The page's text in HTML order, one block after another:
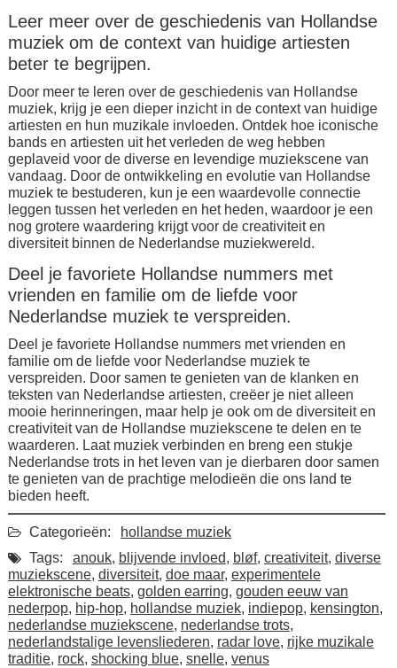
Leer meer over de geschiedenis van Hollandse
muziek om de context van huidige artiesten
beter te begrijpen.
Door meer te leren over de geschiedenis van Hollandse
muziek, krijg je een dieper inzicht in de context van huidige
artiesten en hun muzikale invloeden. Ontdek hoe iconische
bands en artiesten uit het verleden de weg hebben
geplaveid voor de diverse en levendige muziekscene van
vandaag. Door de ontwikkeling en evolutie van Hollandse
muziek te bestuderen, kun je een waardevolle connectie
leggen tussen het verleden en het heden, waardoor je een
nog grotere waardering krijgt voor de creativiteit en
diversiteit binnen de Nederlandse muziekwereld.
Deel je favoriete Hollandse nummers met
vrienden en familie om de liefde voor
Nederlandse muziek te verspreiden.
Deel je favoriete Hollandse nummers met vrienden en
familie om de liefde voor Nederlandse muziek te
verspreiden. Door samen te genieten van de klanken en
teksten van Nederlandse artiesten, creëer je niet alleen
mooie herinneringen, maar help je ook om de diversiteit en
creativiteit van de Hollandse muziekscene te delen en te
waarderen. Laat muziek verbinden en breng een stukje
Nederlandse trots in het leven van je dierbaren door samen
te genieten van de prachtige melodieën die ons land te
bieden heeft.
Categorieën:
hollandse muziek
Tags:
anouk, blijvende invloed, bløf, creativiteit, diverse
muziekscene, diversiteit, doe maar, experimentele
elektronische beats, golden earring, gouden eeuw van
nederpop, hip-hop, hollandse muziek, indiepop, kensington,
nederlandse muziekscene, nederlandse trots,
nederlandstalige levensliederen, radar love, rijke muzikale
traditie, rock, shocking blue, snelle, venus